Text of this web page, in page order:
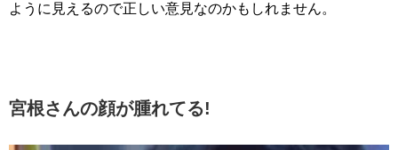
ように見えるので正しい意見なのかもしれません。
宮根さんの顔が腫れてる!